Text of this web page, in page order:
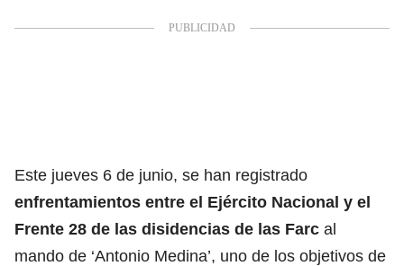
Este jueves 6 de junio, se han registrado
enfrentamientos entre el Ejército Nacional y el
Frente 28 de las disidencias de las Farc al
mando de ‘Antonio Medina’, uno de los objetivos de